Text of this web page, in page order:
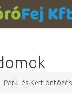
Park- és Kert öntözés